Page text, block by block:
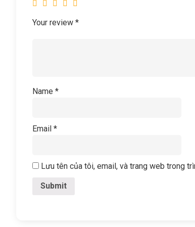
Your review *
Name *
Email *
Lưu tên của tôi, email, và trang web trong